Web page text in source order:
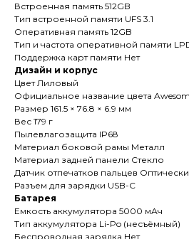
Встроенная память 512GB
Тип встроенной памяти UFS 3.1
Оперативная память 12GB
Тип и частота оперативной памяти
Поддержка карт памяти Нет
Дизайн и корпус
Цвет Лиловый
Официальное название цвета
Размер 161.5 × 76.8 × 6.9 мм
Вес 179 г
Пылевлагозащита IP68
Материал боковой рамы Металл
Материал задней панели Стекло
Датчик отпечатков пальцев
Разъем для зарядки USB-C
Батарея
Емкость аккумулятора 5000 мАч
Тип аккумулятора Li-Po (несъёмный)
Беспроводная зарядка Нет